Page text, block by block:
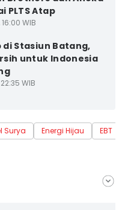
PLTS Atap
WIB
di Stasiun Batang,
untuk Indonesia
WIB
Surya Energi Hijau
EBT